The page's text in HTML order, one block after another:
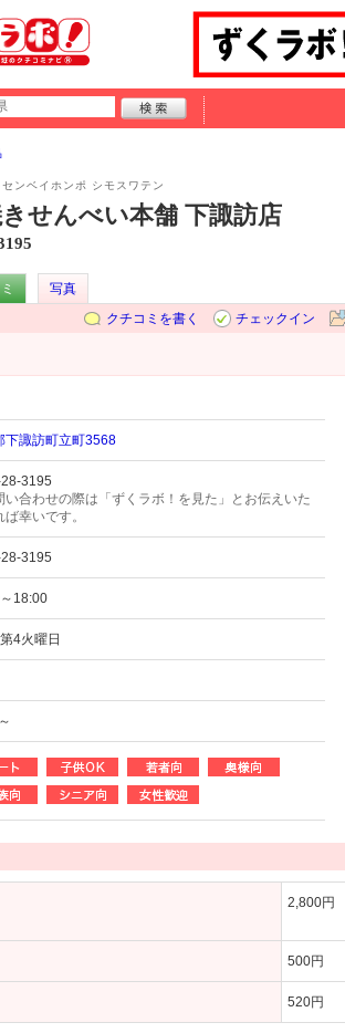
ンベイホンポ シモスワテン
せんべい本舗 下諏訪店
写真
クチコミを書く
チェックイン
下諏訪町立町3568
3195
合わせの際は「ずくラボ！を見た」とお伝えいた
ば幸いです。
3195
18:00
4火曜日
2,800円
500円
520円